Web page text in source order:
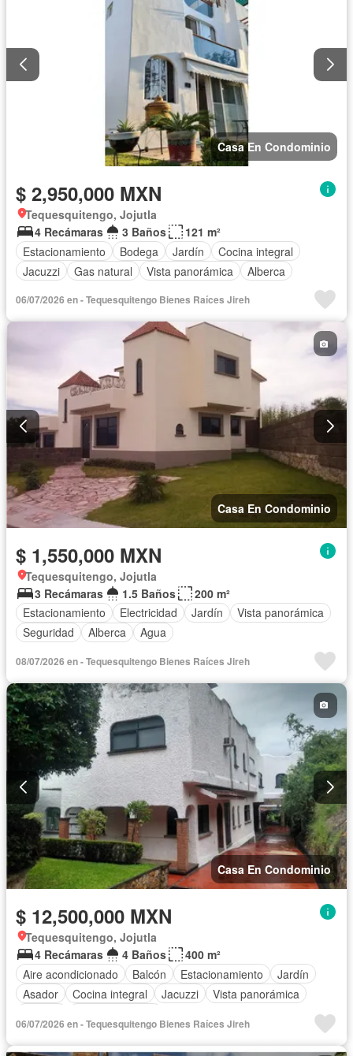
Casa En Condominio
$ 2,950,000 MXN
Tequesquitengo, Jojutla
4 Recámaras
3 Baños
121 m²
Estacionamiento
Bodega Jardín
Cocina integral
Jacuzzi
Gas natural Vista panorámica Alberca
06/07/2026 en - Tequesquitengo Bienes Raíces Jireh
Casa En Condominio
$ 1,550,000 MXN
Tequesquitengo, Jojutla
3 Recámaras
1.5 Baños
200 m²
Estacionamiento
Electricidad Jardín
Vista panorámica
Seguridad
Alberca Agua
08/07/2026 en - Tequesquitengo Bienes Raíces Jireh
Casa En Condominio
$ 12,500,000 MXN
Tequesquitengo, Jojutla
4 Recámaras
4 Baños
400 m²
Aire acondicionado
Balcón Estacionamiento
Jardín
Asador
Cocina integral Jacuzzi
Vista panorámica
06/07/2026 en - Tequesquitengo Bienes Raíces Jireh